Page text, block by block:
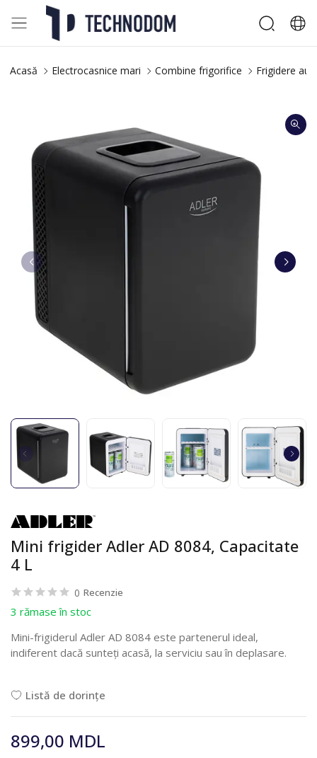
Acasă Electrocasnice mari Combine frigorifice Frigidere
Mini frigider Adler AD 8084, Capacitate
4 L
0 Recenzie
3 rămase în stoc
Mini-frigiderul Adler AD 8084 este partenerul ideal,
indiferent dacă sunteți acasă, la serviciu sau în deplasare.
Listă de dorințe
899,00 MDL